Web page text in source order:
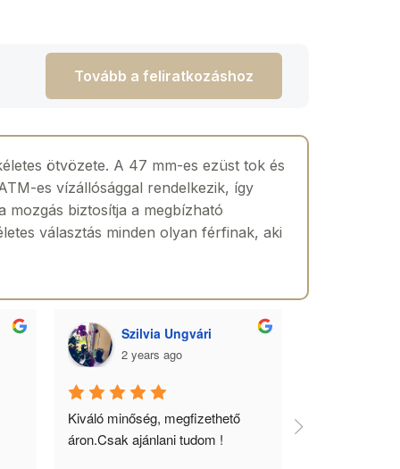
Tovább a feliratkozáshoz
ötvözete. A 47 mm-es ezüst tok és
es vízállósággal rendelkezik, így
mozgás biztosítja a megbízható
választás minden olyan férfinak, aki
Szilvia Ungvári
2 years ago
Kiváló minőség, megfizethető
áron.Csak ajánlani tudom !